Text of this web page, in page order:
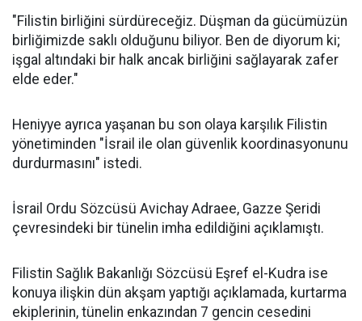
"Filistin birliğini sürdüreceğiz. Düşman da gücümüzün
birliğimizde saklı olduğunu biliyor. Ben de diyorum ki;
işgal altındaki bir halk ancak birliğini sağlayarak zafer
elde eder."
Heniyye ayrıca yaşanan bu son olaya karşılık Filistin
yönetiminden "İsrail ile olan güvenlik koordinasyonunu
durdurmasını" istedi.
İsrail Ordu Sözcüsü Avichay Adraee, Gazze Şeridi
çevresindeki bir tünelin imha edildiğini açıklamıştı.
Filistin Sağlık Bakanlığı Sözcüsü Eşref el-Kudra ise
konuya ilişkin dün akşam yaptığı açıklamada, kurtarma
ekiplerinin, tünelin enkazından 7 gencin cesedini